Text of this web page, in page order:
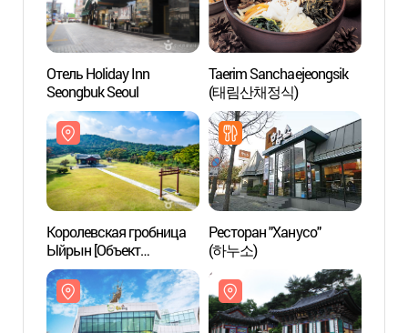
Отель Holiday Inn
Seongbuk Seoul
Taerim Sanchaejeongsik
(태림산채정식)
Королевская гробница
Ыйрын [Объект
Всемирного наследия
ЮНЕСКО](서울 의릉(경종,
선의왕후) [유네스코
세계문화유산])
Ресторан "Ханусо"
(하누소)